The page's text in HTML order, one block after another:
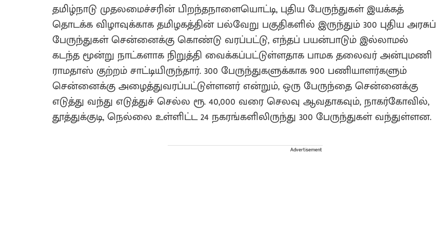
தமிழ்நாடு முதலமைச்சரின் பிறந்தநாளையொட்டி, புதிய பேருந்துகள் இயக்கத்
தொடக்க விழாவுக்காக தமிழகத்தின் பல்வேறு பகுதிகளில் இருந்தும் 300 புதிய அரசுப்
பேருந்துகள் சென்னைக்கு கொண்டு வரப்பட்டு, எந்தப் பயன்பாடும் இல்லாமல்
கடந்த மூன்று நாட்களாக நிறுத்தி வைக்கப்பட்டுள்ளதாக பாமக தலைவர் அன்புமணி
ராமதாஸ் குற்றம் சாட்டியிருந்தார். 300 பேருந்துகளுக்காக 900 பணியாளர்களும்
சென்னைக்கு அழைத்துவரப்பட்டுள்ளனர் என்றும், ஒரு பேருந்தை சென்னைக்கு
எடுத்து வந்து எடுத்துச் செல்ல ரூ. 40,000 வரை செலவு ஆவதாகவும், நாகர்கோவில்,
தூத்துக்குடி, நெல்லை உள்ளிட்ட 24 நகரங்களிலிருந்து 300 பேருந்துகள் வந்துள்ளன.
Advertisement